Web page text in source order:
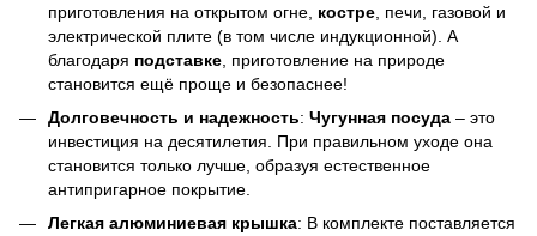
приготовления на открытом огне, костре , печи, газовой и
электрической плите (в том числе индукционной). А
благодаря подставке , приготовление на природе
становится ещё проще и безопаснее!
Долговечность и надежность: Чугунная посуда – это
инвестиция на десятилетия. При правильном уходе она
становится только лучше, образуя естественное
антипригарное покрытие.
Легкая алюминиевая крышка: В комплекте поставляется